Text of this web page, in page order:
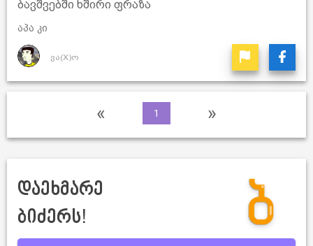
ბავშვებში ხშირი ფრაზა
აპა კი
ვა(X)ო
« 1 »
დაეხმარე
ბიძერს!